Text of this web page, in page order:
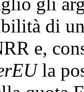
di
e,
la